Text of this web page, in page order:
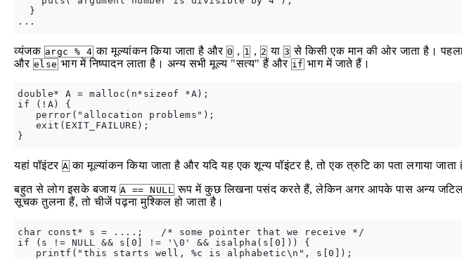
  }
व्यंजक argc % 4 का मूल्यांकन किया जाता है और 0 , 1 , 2 या 3 से किसी एक मान की ओर जाता है।
और else भाग में निष्पादन लाता है। अन्य सभी मूल्य "सत्य" हैं और if भाग में जाते हैं।
double* A = malloc(n*sizeof *A);
if (!A) {
   perror("allocation problems");
   exit(EXIT_FAILURE);
यहां पॉइंटर A का मूल्यांकन किया जाता है और यदि यह एक शून्य पॉइंटर है, तो एक त्रुटि का पता लगाया जाता
बहुत से लोग इसके बजाय A == NULL रूप में कुछ लिखना पसंद करते हैं, लेकिन अगर आपके पास अन्य जटिल
सूचक तुलना हैं, तो चीजें पढ़ना मुश्किल हो जाता है।
char const* s = ....;   /* some pointer that we receive */
if (s != NULL && s[0] != '\0' && isalpha(s[0])) {
   printf("this starts well, %c is alphabetic\n", s[0]);